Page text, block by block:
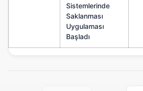
Sistemlerinde
Saklanması
Uygulaması
Başladı